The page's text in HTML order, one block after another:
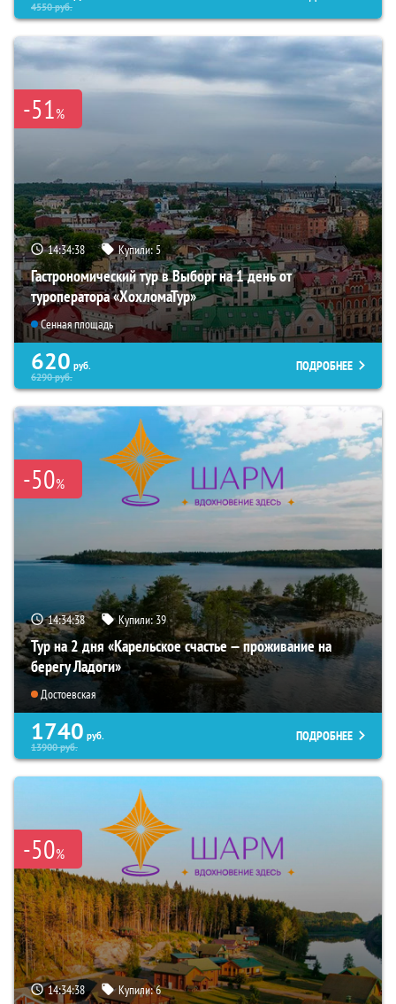
4550руб.
-51%
14:34:37 Купили:5
Гастрономический тур в Выборг на 1 день от
туроператора «ХохломаТур»
Сенная площадь
620 руб.
6290руб.
ПОДРОБНЕЕ
-50%
14:34:37 Купили:39
Тур на 2 дня «Карельское счастье — проживание на
берегу Ладоги»
Достоевская
1740 руб.
13900руб.
ПОДРОБНЕЕ
-50%
14:34:37 Купили:6